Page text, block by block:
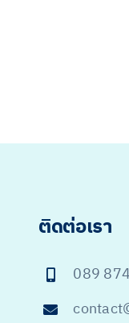
ติดต่อเรา
089